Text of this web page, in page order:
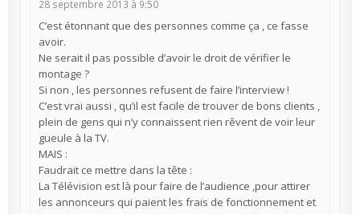
28 septembre 2013 à 9:50
C’est étonnant que des personnes comme ça , ce fasse
avoir.
Ne serait il pas possible d’avoir le droit de vérifier le
montage ?
Si non , les personnes refusent de faire l’interview !
C’est vrai aussi , qu’il est facile de trouver de bons clients ,
plein de gens qui n’y connaissent rien rêvent de voir leur
gueule à la TV.
MAIS :
Faudrait ce mettre dans la tête :
La Télévision est là pour faire de l’audience ,pour attirer
les annonceurs qui paient les frais de fonctionnement et